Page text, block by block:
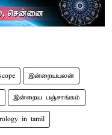
இன்றையபலன்
இன்றைய பஞ்சாங்கம்
in tamil